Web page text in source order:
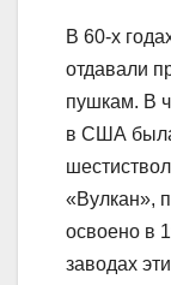
В 60-х
отдавали
пушкам. В
в США
«Вулкан»,
освоено в
заводах